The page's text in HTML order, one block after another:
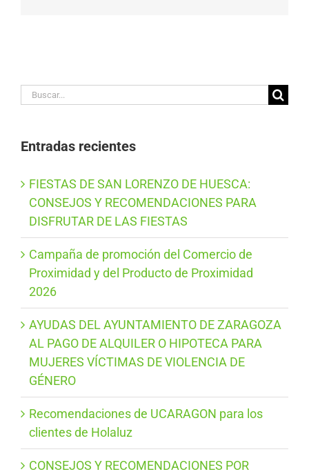
Buscar:
Entradas recientes
FIESTAS DE SAN LORENZO DE HUESCA:
CONSEJOS Y RECOMENDACIONES PARA
DISFRUTAR DE LAS FIESTAS
Campaña de promoción del Comercio de
Proximidad y del Producto de Proximidad
2026
AYUDAS DEL AYUNTAMIENTO DE ZARAGOZA
AL PAGO DE ALQUILER O HIPOTECA PARA
MUJERES VÍCTIMAS DE VIOLENCIA DE
GÉNERO
Recomendaciones de UCARAGON para los
clientes de Holaluz
CONSEJOS Y RECOMENDACIONES POR